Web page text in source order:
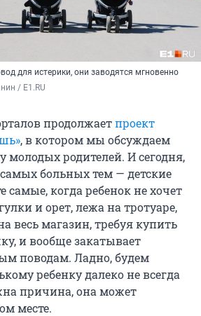
для истерики, они заводятся мгновенно
/ Е1.RU
продолжаетпроект
, в котором мы обсуждаем
молодых родителей. И сегодня,
больных тем — детские
самые, когда ребенок не хочет
и орет, лежа на тротуаре,
весь магазин, требуя купить
и вообще закатывает
поводам. Ладно, будем
ребенку далеко не всегда
причина, она может
месте.